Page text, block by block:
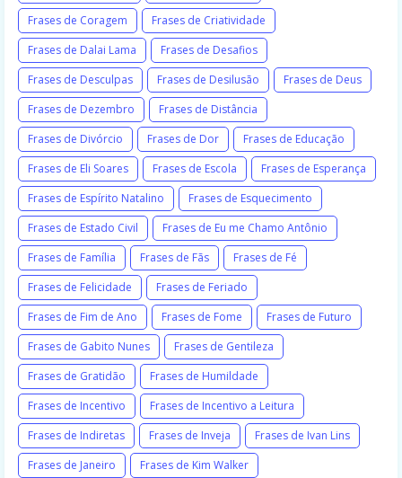
Frases de Coragem
Frases de Criatividade
Frases de Dalai Lama
Frases de Desafios
Frases de Desculpas
Frases de Desilusão
Frases de Deus
Frases de Dezembro
Frases de Distância
Frases de Divórcio
Frases de Dor
Frases de Educação
Frases de Eli Soares
Frases de Escola
Frases de Esperança
Frases de Espírito Natalino
Frases de Esquecimento
Frases de Estado Civil
Frases de Eu me Chamo Antônio
Frases de Família
Frases de Fãs
Frases de Fé
Frases de Felicidade
Frases de Feriado
Frases de Fim de Ano
Frases de Fome
Frases de Futuro
Frases de Gabito Nunes
Frases de Gentileza
Frases de Gratidão
Frases de Humildade
Frases de Incentivo
Frases de Incentivo a Leitura
Frases de Indiretas
Frases de Inveja
Frases de Ivan Lins
Frases de Janeiro
Frases de Kim Walker